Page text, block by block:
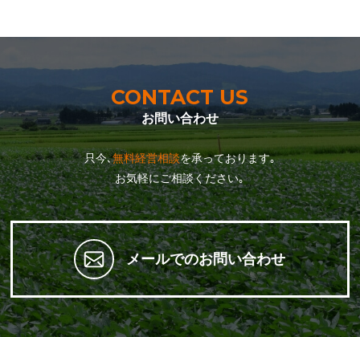
CONTACT US
お問い合わせ
只今､無料経営相談を承っております｡
お気軽にご相談ください｡
メールでのお問い合わせ